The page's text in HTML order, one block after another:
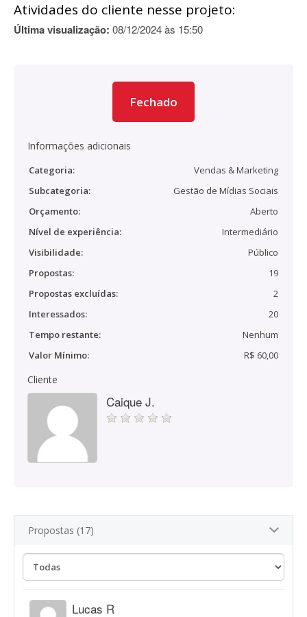
Atividades do cliente nesse projeto:
Última visualização: 08/12/2024 às 15:50
Fechado
Informações adicionais
Categoria:
Vendas & Marketing
Subcategoria:
Gestão de Mídias Sociais
Orçamento:
Aberto
Nível de experiência:
Intermediário
Visibilidade:
Público
Propostas:
19
Propostas excluídas:
2
Interessados:
20
Tempo restante:
Nenhum
Valor Mínimo:
R$ 60,00
Cliente
Caique J.
Propostas (17)
Lucas R